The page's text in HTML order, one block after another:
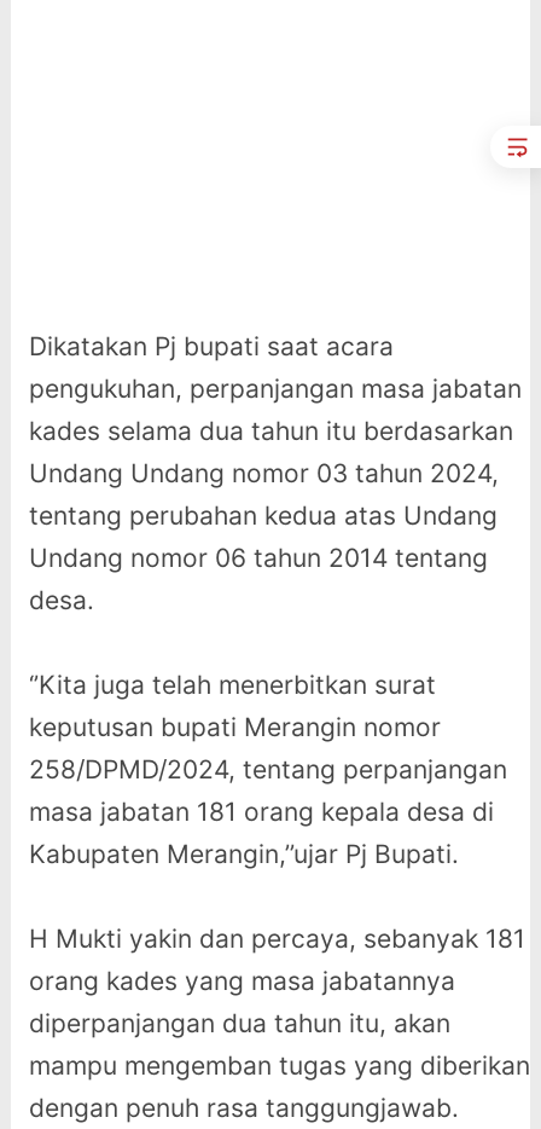
Dikatakan Pj bupati saat acara
pengukuhan, perpanjangan masa jabatan
kades selama dua tahun itu berdasarkan
Undang Undang nomor 03 tahun 2024,
tentang perubahan kedua atas Undang
Undang nomor 06 tahun 2014 tentang
desa.
‘’Kita juga telah menerbitkan surat
keputusan bupati Merangin nomor
258/DPMD/2024, tentang perpanjangan
masa jabatan 181 orang kepala desa di
Kabupaten Merangin,’’ujar Pj Bupati.
H Mukti yakin dan percaya, sebanyak 181
orang kades yang masa jabatannya
diperpanjangan dua tahun itu, akan
mampu mengemban tugas yang diberikan
dengan penuh rasa tanggungjawab.